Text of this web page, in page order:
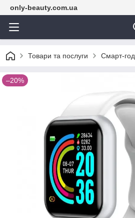
only-beauty.com.ua
Товари та послуги Смарт-
–20%